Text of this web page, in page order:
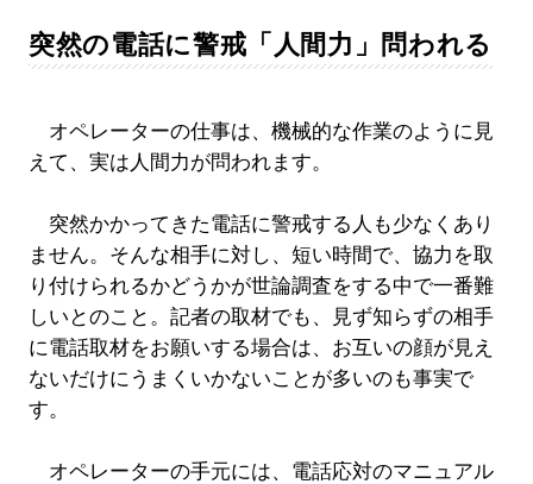
突然の電話に警戒「人間力」問われる
オペレーターの仕事は、機械的な作業のように見
えて、実は人間力が問われます。
突然かかってきた電話に警戒する人も少なくあり
ません。そんな相手に対し、短い時間で、協力を取
り付けられるかどうかが世論調査をする中で一番難
しいとのこと。記者の取材でも、見ず知らずの相手
に電話取材をお願いする場合は、お互いの顔が見え
ないだけにうまくいかないことが多いのも事実で
す。
オペレーターの手元には、電話応対のマニュアル